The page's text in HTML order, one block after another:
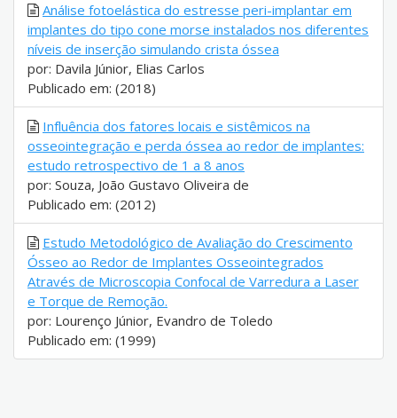
Análise fotoelástica do estresse peri-implantar em
implantes do tipo cone morse instalados nos diferentes
níveis de inserção simulando crista óssea
por: Davila Júnior, Elias Carlos
Publicado em: (2018)
Influência dos fatores locais e sistêmicos na
osseointegração e perda óssea ao redor de implantes:
estudo retrospectivo de 1 a 8 anos
por: Souza, João Gustavo Oliveira de
Publicado em: (2012)
Estudo Metodológico de Avaliação do Crescimento
Ósseo ao Redor de Implantes Osseointegrados
Através de Microscopia Confocal de Varredura a Laser
e Torque de Remoção.
por: Lourenço Júnior, Evandro de Toledo
Publicado em: (1999)